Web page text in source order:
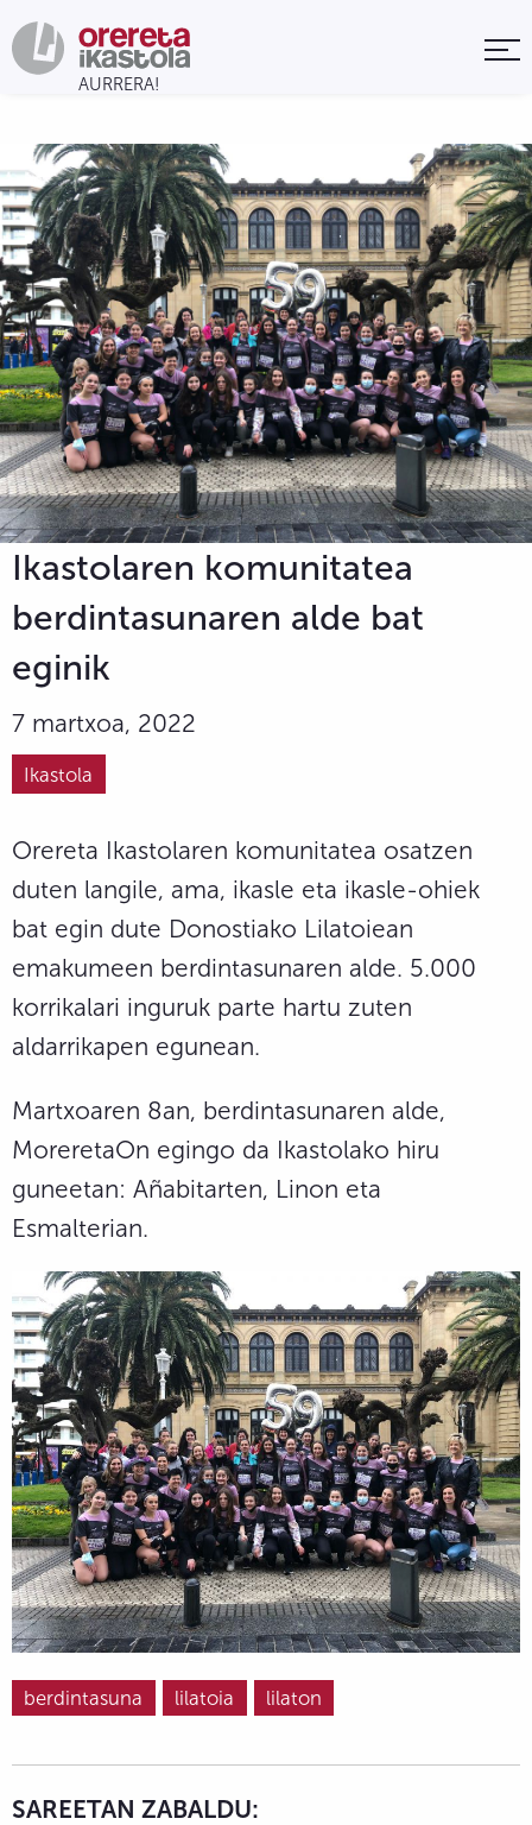
Ikastolaren komunitatea
berdintasunaren alde bat
eginik
7 martxoa, 2022
Ikastola
Orereta Ikastolaren komunitatea osatzen
duten langile, ama, ikasle eta ikasle-ohiek
bat egin dute Donostiako Lilatoiean
emakumeen berdintasunaren alde. 5.000
korrikalari inguruk parte hartu zuten
aldarrikapen egunean.
Martxoaren 8an, berdintasunaren alde,
MoreretaOn egingo da Ikastolako hiru
guneetan: Añabitarten, Linon eta
Esmalterian.
berdintasuna lilatoia lilaton
SAREETAN ZABALDU: